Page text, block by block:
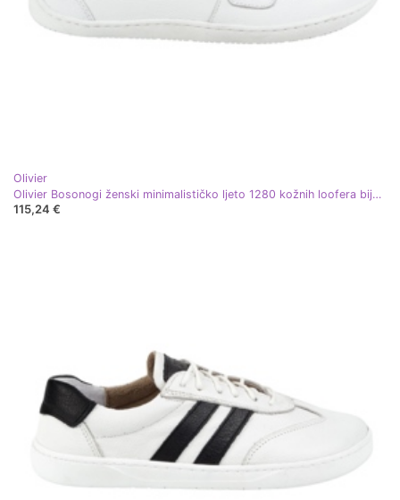
Olivier
Olivier Bosonogi ženski minimalističko ljeto 1280 kožnih loofera bijela
115,24 €